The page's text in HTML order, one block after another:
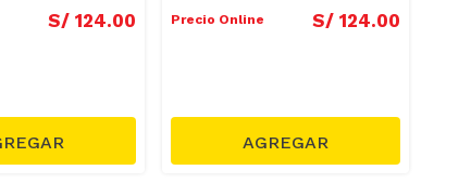
S/ 124.00 Precio Online S/ 124.00